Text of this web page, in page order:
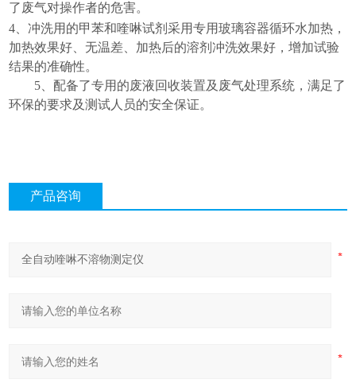
了废气对操作者的危害。
4、冲洗用的甲苯和喹啉试剂采用专用玻璃容器循环水加热，
加热效果好、无温差、加热后的溶剂冲洗效果好，增加试验
结果的准确性。
5、 配备了专用的废液回收装置及废气处理系统，满足了
环保的要求及测试人员的安全保证。
产品咨询